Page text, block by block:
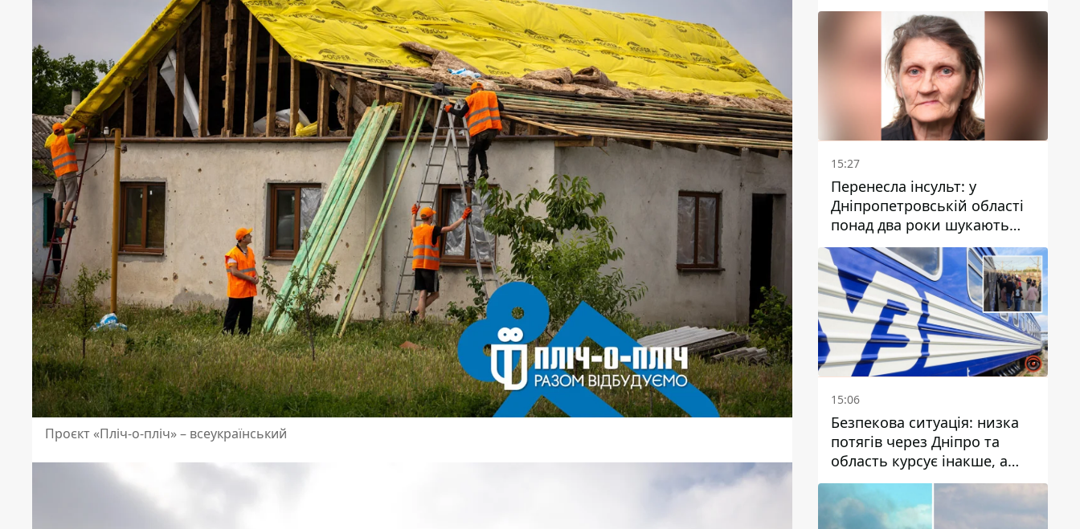
Проєкт «Пліч-о-пліч» – всеукраїнський
15:27
Перенесла інсульт: у
Дніпропетровській області
понад два роки шукають
зниклу жінку
15:06
Безпекова ситуація: низка
потягів через Дніпро та
область курсує інакше, а
частину шляху замінили
автобусами та
електричками